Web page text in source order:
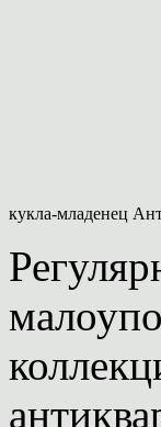
кукла-младенец